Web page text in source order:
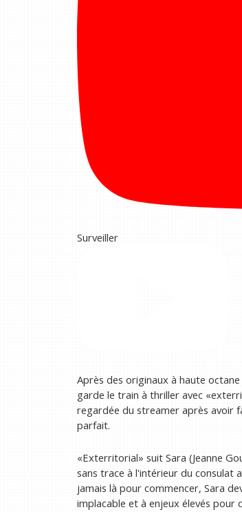
Surveiller
Après des originaux à haute
garde le train à thriller avec
regardée du streamer après avoir
parfait.
«Exterritorial» suit Sara (Jeanne
sans trace à l'intérieur du consulat
jamais là pour commencer, Sara
implacable et à enjeux élevés pour